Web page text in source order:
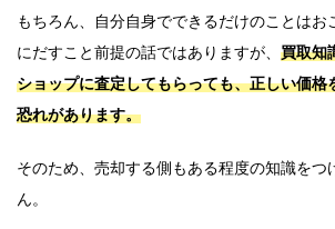
もちろん、自分自身でできるだけのことはお
にだすこと前提の話ではありますが、 買取知
ショップに査定してもらっても、正しい価格
恐れがあります。
そのため、売却する側もある程度の知識をつ
ん。